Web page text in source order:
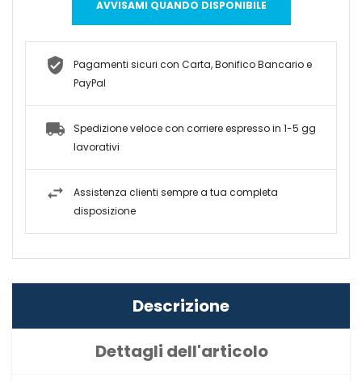
AVVISAMI QUANDO DISPONIBILE
Pagamenti sicuri con Carta, Bonifico Bancario e
PayPal
Spedizione veloce con corriere espresso in 1-5 gg
lavorativi
Assistenza clienti sempre a tua completa
disposizione
Descrizione
Dettagli dell'articolo